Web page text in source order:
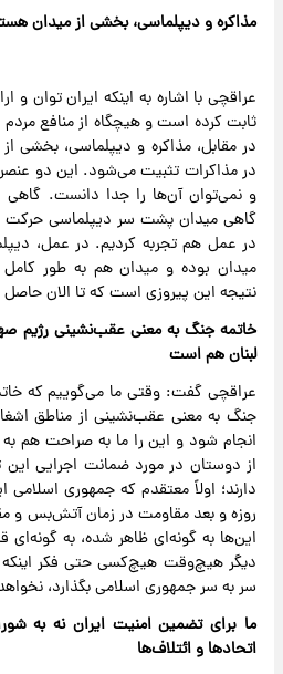
مذاکره و دیپلماسی، بخشی از میدان
عراقچی با اشاره به اینکه ایران توان و
ثابت کرده است و هیچگاه از منافع
در مقابل، مذاکره و دیپلماسی، بخشی
در مذاکرات تثبیت می‌شود. این دو
و نمی‌توان آن‌ها را جدا دانست.
گاهی میدان پشت سر دیپلماسی حرکت
در عمل هم تجربه کردیم. در عمل،
میدان بوده و میدان هم به طور
نتیجه‌ این پیروزی است که تا الان
خاتمه جنگ به معنی عقب‌نشینی رژیم
لبنان هم است
عراقچی گفت: وقتی ما می‌گوییم که
جنگ به معنی عقب‌نشینی از مناطق
انجام شود و این را ما به صراحت هم
از دوستان در مورد ضمانت اجرایی این
روزه و بعد مقاومت در زمان آتش‌بس و
این‌ها به گونه‌ای ظاهر شده، به
دیگر هیچ‌وقت هیچ‌کسی حتی فکر اینکه
سر به سر جمهوری اسلامی بگذارد،
ما برای تضمین امنیت ایران نه به
اتحادها و ائتلاف‌ها